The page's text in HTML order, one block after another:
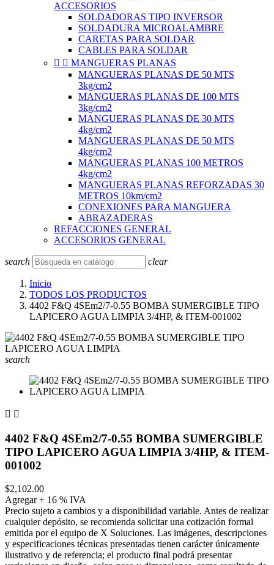
ACCESORIOS
SOLDADORAS TIPO INVERSOR
SOLDADURA MICROALAMBRE
CARETAS PARA SOLDAR
CABLES PARA SOLDAR
  MANGUERAS PLANAS
MANGUERAS PLANAS DE 50 MTS
3kg/cm2
MANGUERAS PLANAS DE 100 MTS
3kg/cm2
MANGUERAS PLANAS DE 30 MTS
4kg/cm2
MANGUERAS PLANAS DE 50 MTS
4kg/cm2
MANGUERAS PLANAS 100 METROS
4kg/cm2
MANGUERAS PLANAS REFORZADAS 30
METROS 10km/cm2
CONEXIONES PARA MANGUERA
ABRAZADERAS
REFACCIONES GENERAL
ACCESORIOS GENERAL
search clear
Inicio
TODOS LOS PRODUCTOS
4402 F&Q 4SEm2/7-0.55 BOMBA SUMERGIBLE TIPO
LAPICERO AGUA LIMPIA 3/4HP, & ITEM-001002
search
 
4402 F&Q 4SEm2/7-0.55 BOMBA SUMERGIBLE
TIPO LAPICERO AGUA LIMPIA 3/4HP, & ITEM-
001002
$2,102.00
Agregar + 16 % IVA
Precio sujeto a cambios y a disponibilidad variable. Antes de realizar
cualquier depósito, se recomienda solicitar una cotización formal
emitida por el equipo de X Soluciones. Las imágenes, descripciones
y especificaciones técnicas presentadas tienen carácter únicamente
ilustrativo y de referencia; el producto final podrá presentar